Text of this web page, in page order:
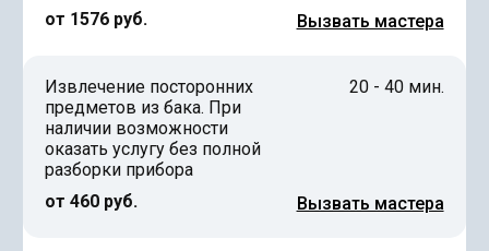
от 1576 руб.
Вызвать мастера
Извлечение посторонних
предметов из бака. При
наличии возможности
оказать услугу без полной
разборки прибора
от 460 руб.
20 - 40 мин.
Вызвать мастера